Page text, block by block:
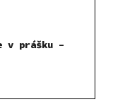
v prášku –